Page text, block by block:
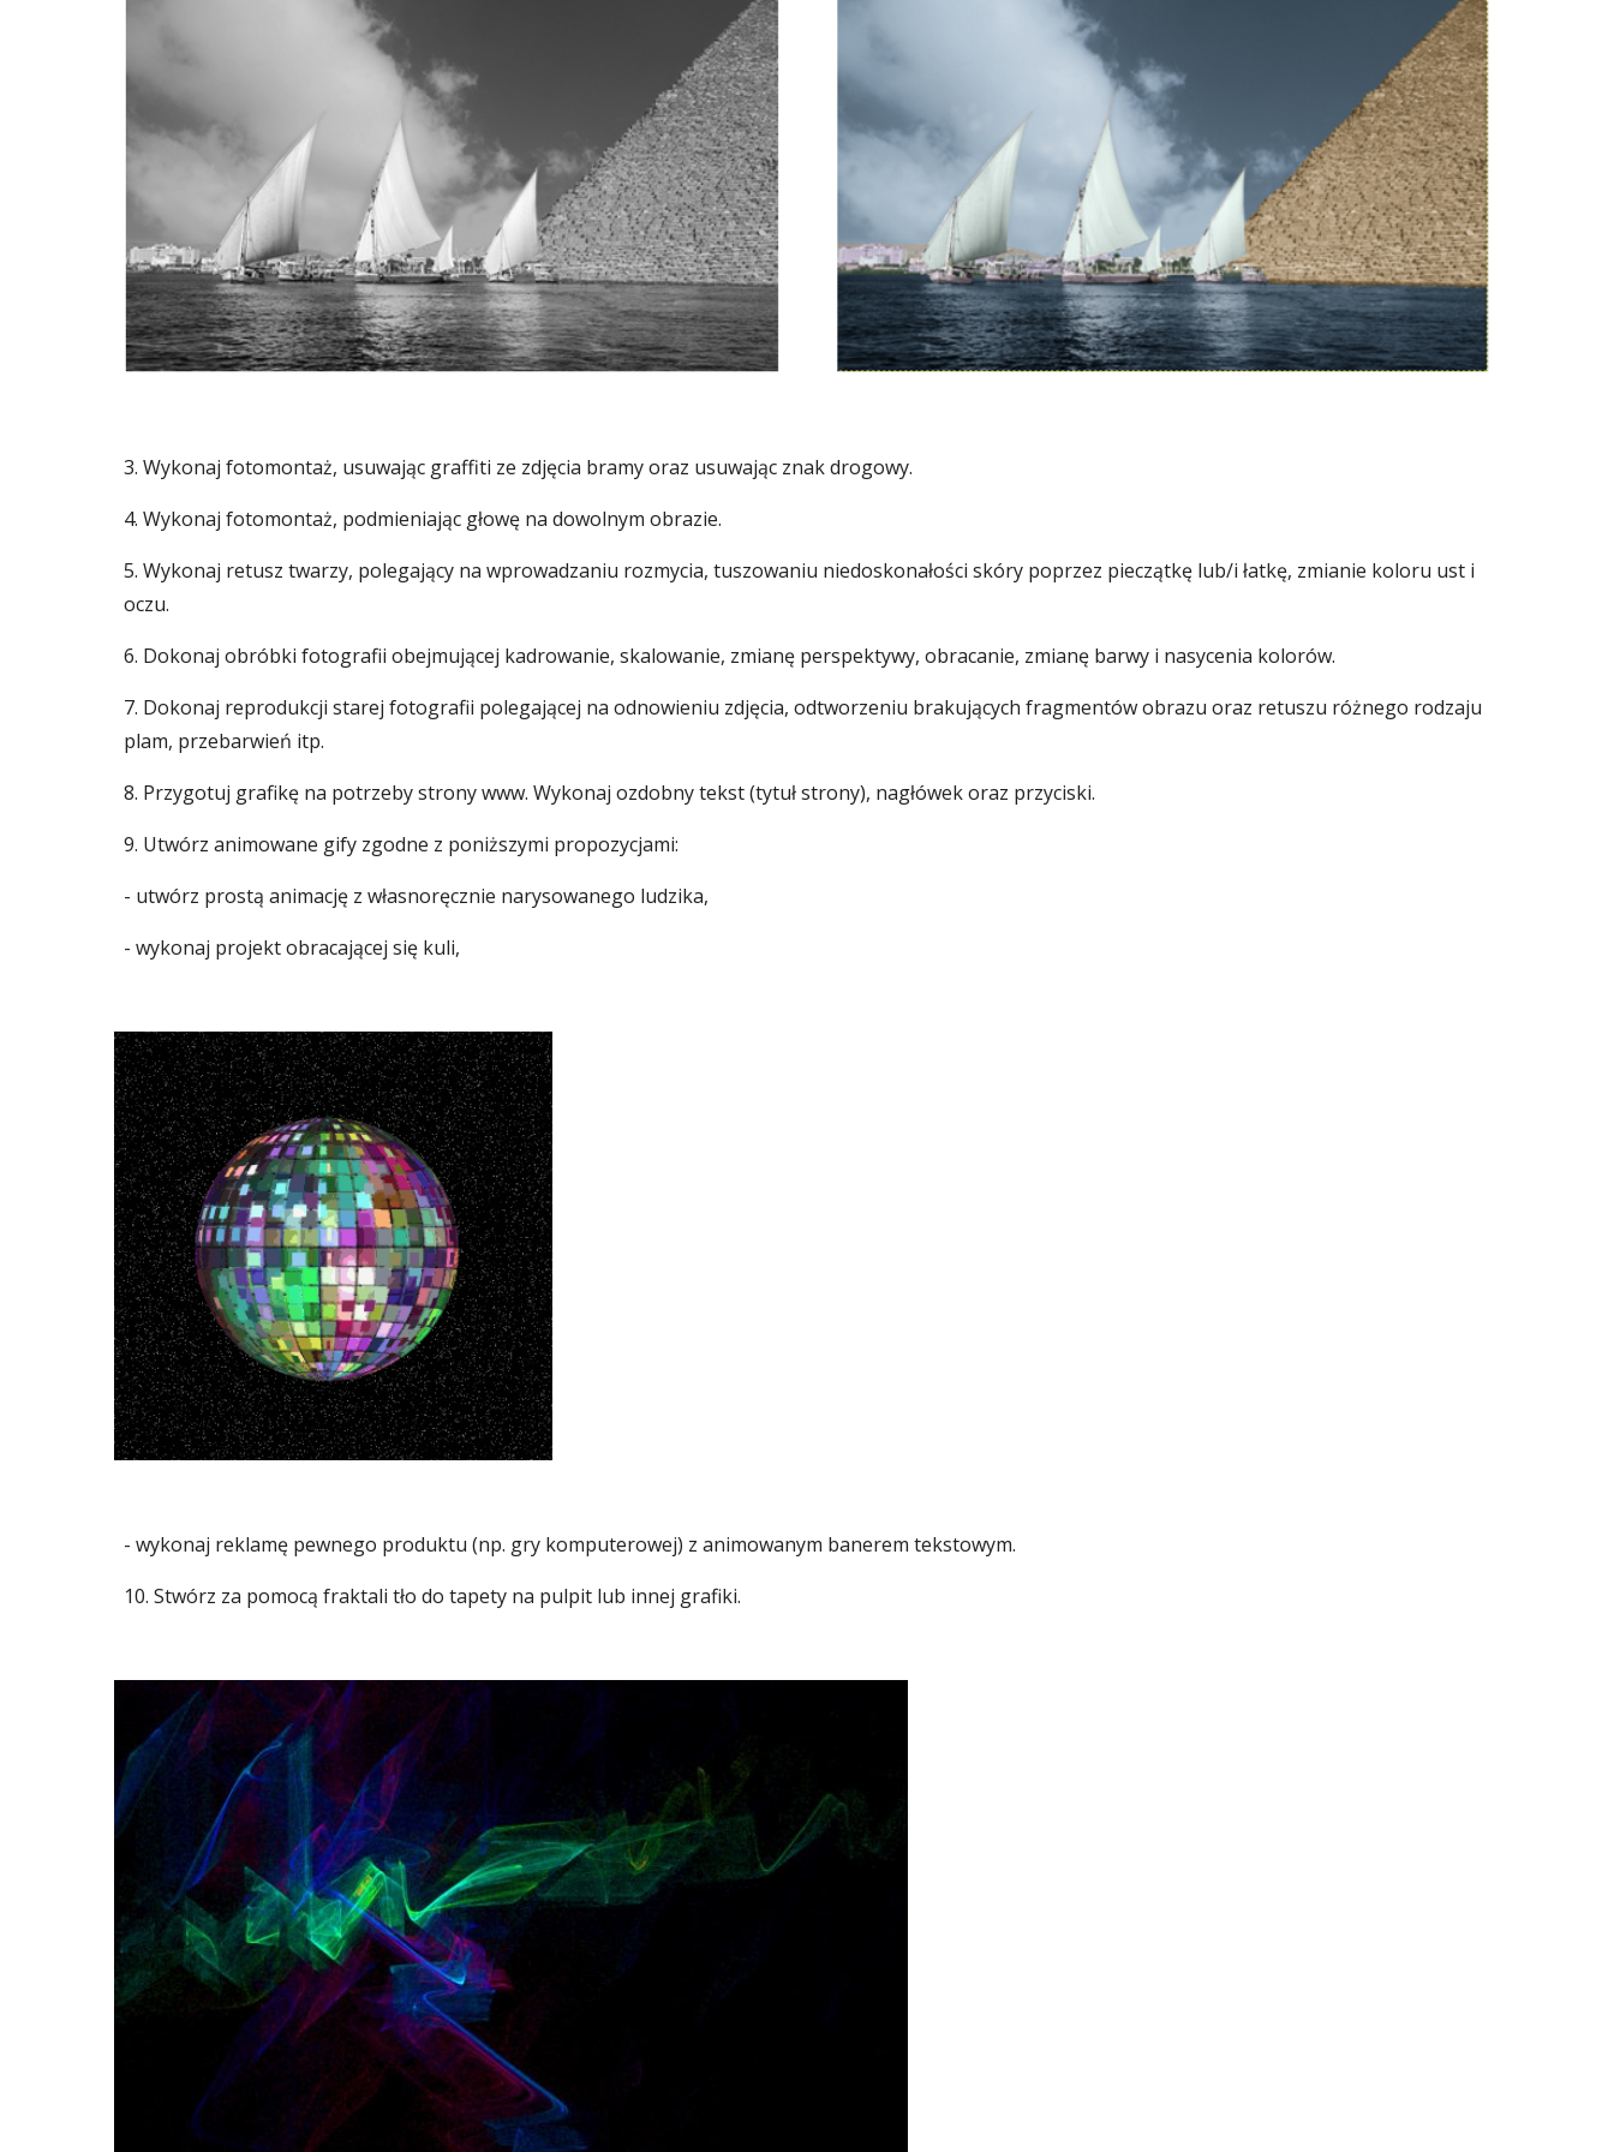
3. Wykonaj fotomontaż, usuwając graffiti ze zdjęcia bramy oraz usuwając znak drogowy.
4. Wykonaj fotomontaż, podmieniając głowę na dowolnym obrazie.
5. Wykonaj retusz twarzy, polegający na wprowadzaniu rozmycia, tuszowaniu niedoskonałości skóry poprzez pieczątkę lub/i łatkę, zmianie koloru ust i
oczu.
6. Dokonaj obróbki fotografii obejmującej kadrowanie, skalowanie, zmianę perspektywy, obracanie, zmianę barwy i nasycenia kolorów.
7. Dokonaj reprodukcji starej fotografii polegającej na odnowieniu zdjęcia, odtworzeniu brakujących fragmentów obrazu oraz retuszu różnego rodzaju
plam, przebarwień itp.
8. Przygotuj grafikę na potrzeby strony www. Wykonaj ozdobny tekst (tytuł strony), nagłówek oraz przyciski.
9. Utwórz animowane gify zgodne z poniższymi propozycjami:
- utwórz prostą animację z własnoręcznie narysowanego ludzika,
- wykonaj projekt obracającej się kuli,
- wykonaj reklamę pewnego produktu (np. gry komputerowej) z animowanym banerem tekstowym.
10. Stwórz za pomocą fraktali tło do tapety na pulpit lub innej grafiki.